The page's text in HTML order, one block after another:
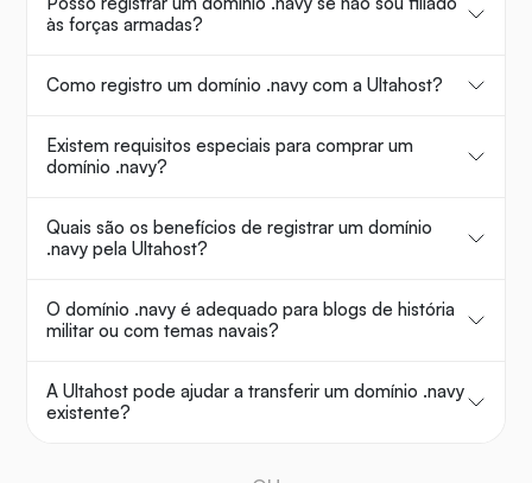
às forças armadas?
Como registro um domínio .navy com a Ultahost?
Existem requisitos especiais para comprar um
domínio .navy?
Quais são os benefícios de registrar um domínio
.navy pela Ultahost?
O domínio .navy é adequado para blogs de história
militar ou com temas navais?
A Ultahost pode ajudar a transferir um domínio .navy
existente?